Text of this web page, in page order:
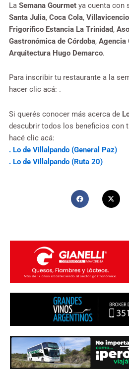
La Semana Gourmet ya cuenta con
Santa Julia, Coca Cola, Villavicencio
Frigorífico Estancia La Trinidad,
Gastronómica de Córdoba, Agencia
Arquitectura Hugo Demarco.
Para inscribir tu restaurante a la
hacer clic acá: .
Si querés conocer más acerca de
descubrir todos los beneficios con
hacé clic acá:
. Lo de Villalpando (General Paz)
. Lo de Villalpando (Ruta 20)